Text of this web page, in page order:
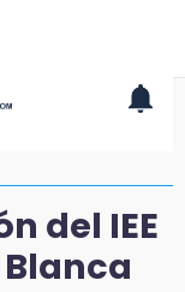
del IEE